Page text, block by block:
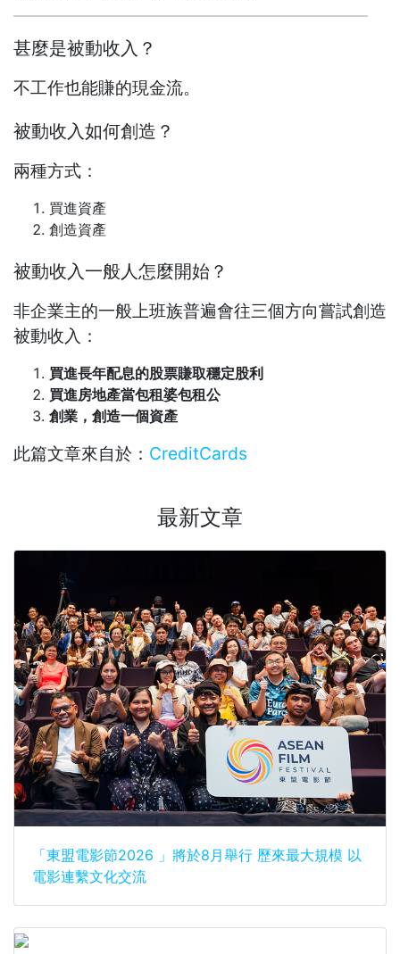
甚麼是被動收入？
不工作也能賺的現金流。
被動收入如何創造？
兩種方式：
買進資產
創造資產
被動收入一般人怎麼開始？
非企業主的一般上班族普遍會往三個方向嘗試創造
被動收入：
買進長年配息的股票賺取穩定股利
買進房地產當包租婆包租公
創業，創造一個資產
此篇文章來自於： CreditCards
最新文章
「東盟電影節2026 」將於8月舉行 歷來最大規模 以
電影連繫文化交流